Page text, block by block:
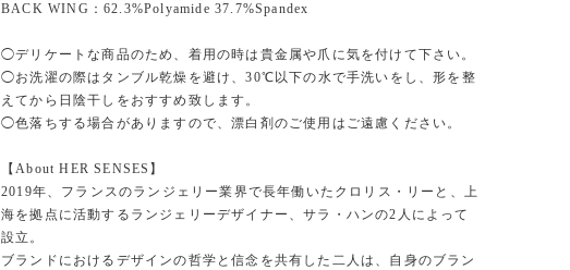
BACK WING：62.3%Polyamide 37.7%Spandex
◯デリケートな商品のため、着用の時は貴金属や爪に気を付けて下さい。
◯お洗濯の際はタンブル乾燥を避け、30℃以下の水で手洗いをし、形を整
えてから日陰干しをおすすめ致します。
◯色落ちする場合がありますので、漂白剤のご使用はご遠慮ください。
【About HER SENSES】
2019年、フランスのランジェリー業界で長年働いたクロリス・リーと、上
海を拠点に活動するランジェリーデザイナー、サラ・ハンの2人によって
設立。
ブランドにおけるデザインの哲学と信念を共有した二人は、自身のブラン